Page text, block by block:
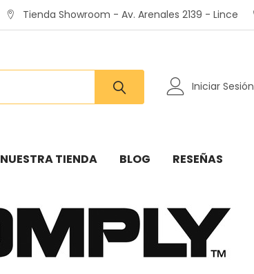
Tienda Showroom - Av. Arenales 2139 - Lince
Iniciar Sesión
NUESTRA TIENDA BLOG RESEÑAS